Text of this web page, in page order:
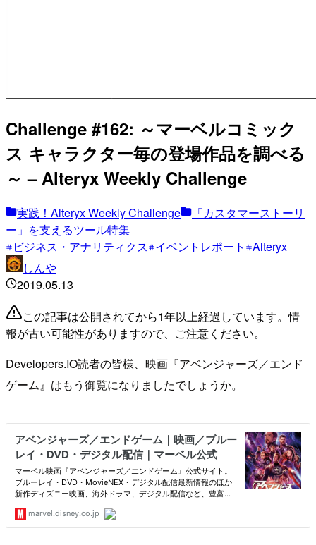
Challenge #162: ～マーベルコミック
ス キャラクター毎の登場作品を調べる
～ – Alteryx Weekly Challenge
実践！Alteryx Weekly Challenge
「カスタマーストーリ
ー」を支えるツール特集
ビジネス・アナリティクス イベントレポート
Alteryx
しんや
2019.05.13
この記事は公開されてから1年以上経過しています。情
報が古い可能性がありますので、ご注意ください。
Developers.IO読者の皆様、映画『アベンジャーズ／エンド
ゲーム』はもう御覧になりましたでしょうか。